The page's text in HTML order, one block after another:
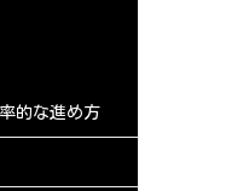
的な進め方